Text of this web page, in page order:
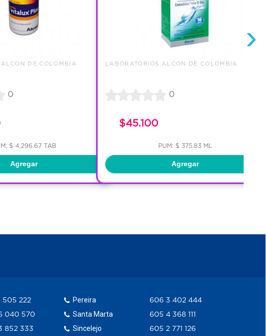
DE COLOMBIA
0
$ 4,296.67 TAB
Agregar
LABORATORIOS ALCON DE COLOMBIA
0
$45.100
PUM: $ 375.83 ML
Agregar
›
505 222
040 570
852 333
Pereira
Santa Marta
Sincelejo
606 3 402 444
605 4 368 111
605 2 771 126